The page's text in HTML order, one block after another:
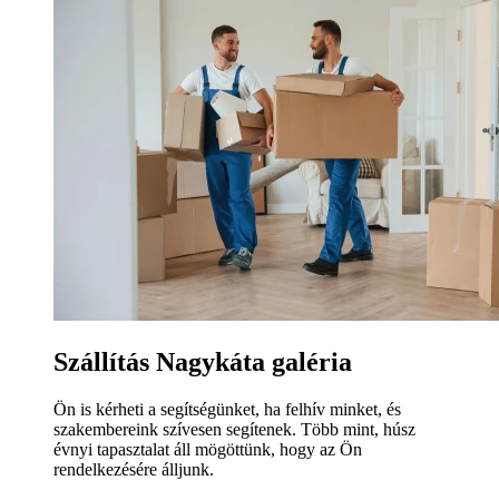
Szállítás Nagykáta galéria
Ön is kérheti a segítségünket, ha felhív minket, és
szakembereink szívesen segítenek. Több mint, húsz
évnyi tapasztalat áll mögöttünk, hogy az Ön
rendelkezésére álljunk.